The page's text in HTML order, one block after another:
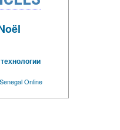
Senegal Online